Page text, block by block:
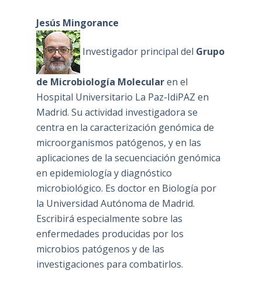
Jesús Mingorance
Investigador principal del Grupo
de Microbiología Molecularen el
Hospital Universitario La Paz-IdiPAZ en
Madrid. Su actividad investigadora se
centra en la caracterización genómica de
microorganismos patógenos, y en las
aplicaciones de la secuenciación genómica
en epidemiología y diagnóstico
microbiológico. Es doctor en Biología por
la Universidad Autónoma de Madrid.
Escribirá especialmente sobre las
enfermedades producidas por los
microbios patógenos y de las
investigaciones para combatirlos.